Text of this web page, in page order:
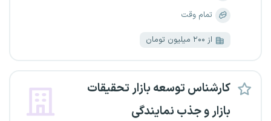
تمام وقت
از ۲۰۰ میلیون تومان
کارشناس توسعه بازار تحقیقات
بازار و جذب نمایندگی